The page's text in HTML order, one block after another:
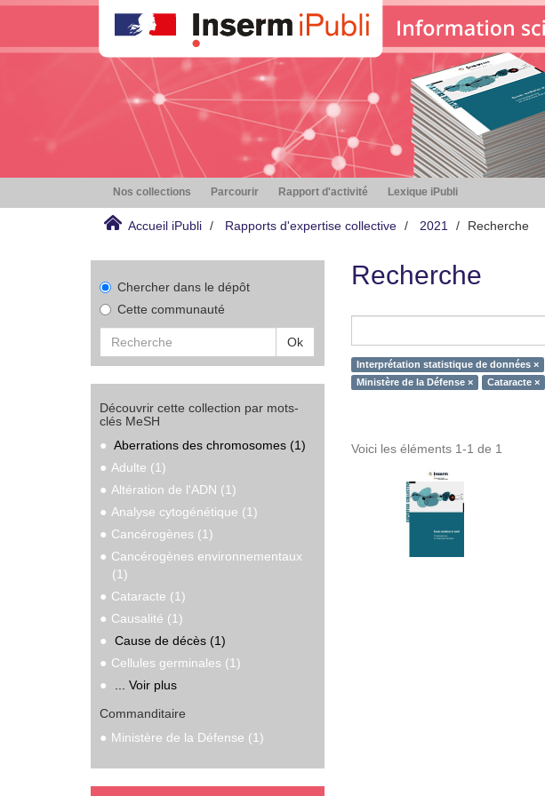
Nos collections Parcourir Rapport d'activité Lexique iPubli
Accueil iPubli Rapports d'expertise collective 2021 Recherche
Chercher dans le dépôt
Cette communauté
Ok
Découvrir cette collection par mots-
clés MeSH
Aberrations des chromosomes (1)
Adulte (1)
Altération de l'ADN (1)
Analyse cytogénétique (1)
Cancérogènes (1)
Cancérogènes environnementaux
(1)
Cataracte (1)
Causalité (1)
Cause de décès (1)
Cellules germinales (1)
... Voir plus
Commanditaire
Ministère de la Défense (1)
Recherche
Interprétation statistique de données ×
Ministère de la Défense ×
Cataracte ×
Voici les éléments 1-1 de 1